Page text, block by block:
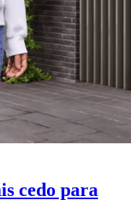
cedo para